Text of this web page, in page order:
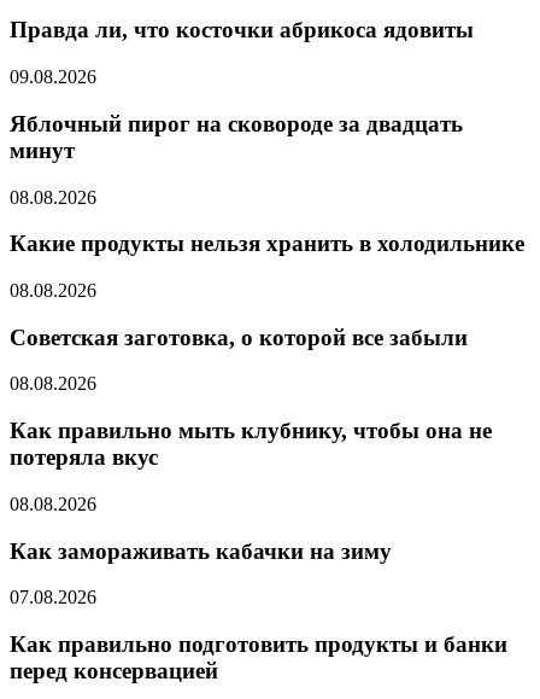
Правда ли, что косточки абрикоса ядовиты
09.08.2026
Яблочный пирог на сковороде за двадцать
минут
08.08.2026
Какие продукты нельзя хранить в холодильнике
08.08.2026
Советская заготовка, о которой все забыли
08.08.2026
Как правильно мыть клубнику, чтобы она не
потеряла вкус
08.08.2026
Как замораживать кабачки на зиму
07.08.2026
Как правильно подготовить продукты и банки
перед консервацией